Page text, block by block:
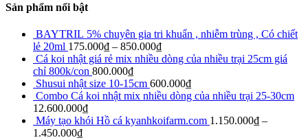
Sản phẩm nổi bật
BAYTRIL 5% chuyên gia tri khuẩn , nhiễm trùng , Có chiết
lẻ 20ml 175.000₫ – 850.000₫
Cá koi nhật giá rẻ mix nhiều dòng của nhiều trại 25cm giá
chỉ 800k/con 800.000₫
Shusui nhật size 10-15cm 600.000₫
Combo Cá koi nhật mix nhiều dòng của nhiều trại 25-30cm
12.600.000₫
Máy tạo khói Hồ cá kyanhkoifarm.com 1.150.000₫ –
1.450.000₫